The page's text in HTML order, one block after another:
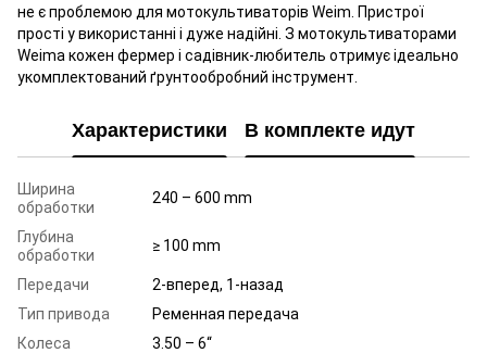
не є проблемою для мотокультиваторів Weim. Пристрої
прості у використанні і дуже надійні. З мотокультиваторами
Weima кожен фермер і садівник-любитель отримує ідеально
укомплектований ґрунтообробний інструмент.
Характеристики В комплекте идут
Ширина
обработки
240 – 600 mm
Глубина
обработки
≥ 100 mm
Передачи
2-вперед, 1-назад
Тип привода
Ременная передача
Колеса
3.50 – 6“